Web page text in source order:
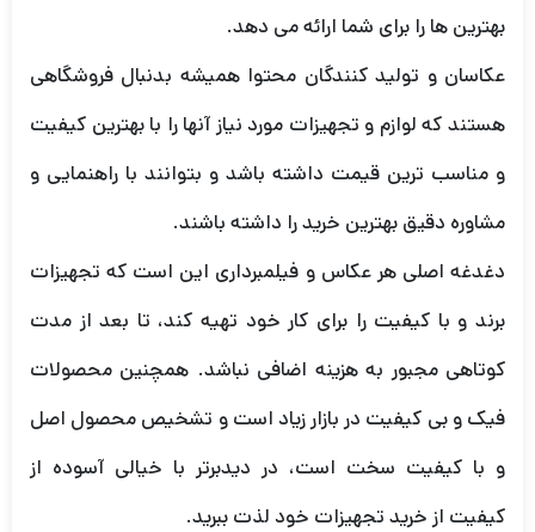
بهترین ها را برای شما ارائه می دهد.
عکاسان و تولید کنندگان محتوا همیشه بدنبال فروشگاهی
هستند که لوازم و تجهیزات مورد نیاز آنها را با بهترین کیفیت
و مناسب ترین قیمت داشته باشد و بتوانند با راهنمایی و
مشاوره دقیق بهترین خرید را داشته باشند.
دغدغه اصلی هر عکاس و فیلمبرداری این است که تجهیزات
برند و با کیفیت را برای کار خود تهیه کند، تا بعد از مدت
کوتاهی مجبور به هزینه اضافی نباشد. همچنین محصولات
فیک و بی کیفیت در بازار زیاد است و تشخیص محصول اصل
و با کیفیت سخت است، در دیدبرتر با خیالی آسوده از
کیفیت از خرید تجهیزات خود لذت ببرید.